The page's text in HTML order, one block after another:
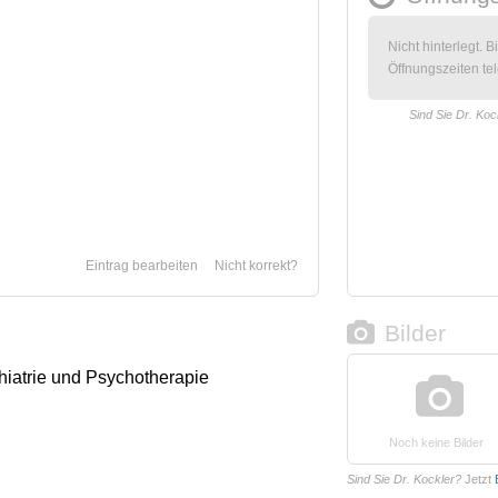
Nicht korrekt?
Eintrag bearbeiten
Nicht hinterlegt.
Öffnungszeiten
Sind Sie Dr.
und Psychotherapie
Bilder
Noch keine Bilder
Sind Sie Dr. Kockler? Jetzt